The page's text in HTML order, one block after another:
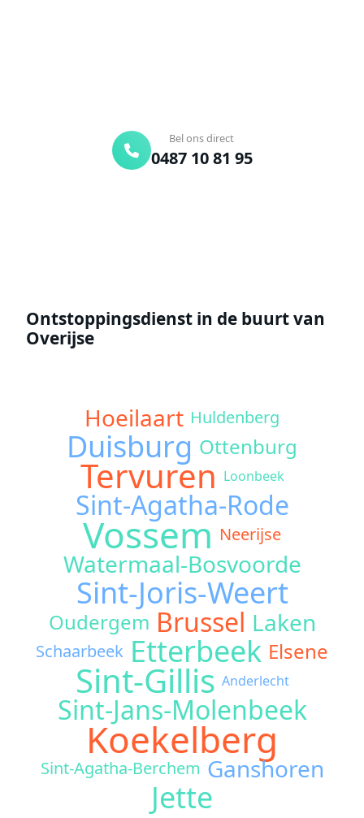
Bel ons direct
0487 10 81 95
Ontstoppingsdienst in de buurt van
Overijse
Hoeilaart Huldenberg
Duisburg Ottenburg
Tervuren Loonbeek
Sint-Agatha-Rode
Vossem Neerijse
Watermaal-Bosvoorde
Sint-Joris-Weert
Oudergem Brussel Laken
Schaarbeek Etterbeek Elsene
Sint-Gillis Anderlecht
Sint-Jans-Molenbeek
Koekelberg
Sint-Agatha-Berchem Ganshoren
Jette